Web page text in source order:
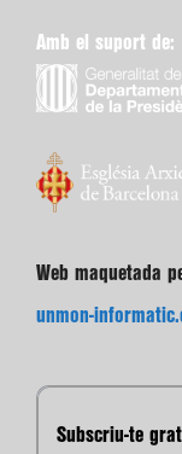
Amb el suport de:
Web maquetada
unmon-
Subscriu-te